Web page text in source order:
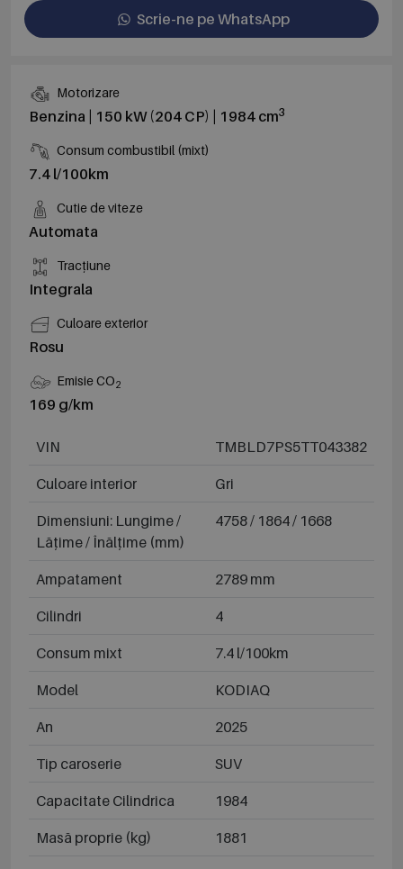
Scrie-ne pe WhatsApp
Motorizare
Benzina | 150 kW (204 CP) | 1984 cm3
Consum combustibil (mixt)
7.4 l/100km
Cutie de viteze
Automata
Tracțiune
Integrala
Culoare exterior
Rosu
Emisie CO2
169 g/km
VIN TMBLD7PS5TT043382
Culoare interior Gri
Dimensiuni: Lungime /
Lățime / Înălțime (mm)
4758 / 1864 / 1668
Ampatament 2789 mm
Cilindri 4
Consum mixt 7.4 l/100km
Model KODIAQ
An 2025
Tip caroserie SUV
Capacitate Cilindrica 1984
Masă proprie (kg) 1881